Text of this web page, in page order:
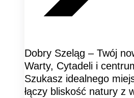
Dobry Szeląg – Twój
Warty, Cytadeli i
Szukasz idealnego
łączy bliskość natury z